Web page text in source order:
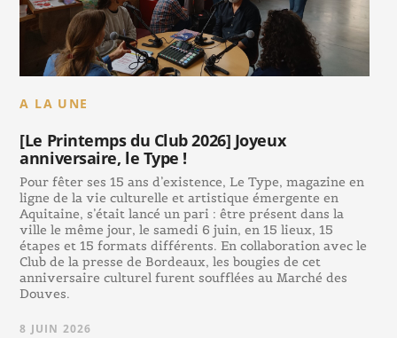
A LA UNE
[Le Printemps du Club 2026] Joyeux
anniversaire, le Type !
Pour fêter ses 15 ans d’existence, Le Type, magazine en
ligne de la vie culturelle et artistique émergente en
Aquitaine, s’était lancé un pari : être présent dans la
ville le même jour, le samedi 6 juin, en 15 lieux, 15
étapes et 15 formats différents. En collaboration avec le
Club de la presse de Bordeaux, les bougies de cet
anniversaire culturel furent soufflées au Marché des
Douves.
8 JUIN 2026